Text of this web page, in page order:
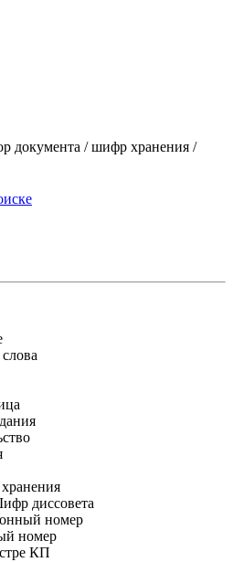
документа / шифр хранения /
диссовета
номер
номер
КП